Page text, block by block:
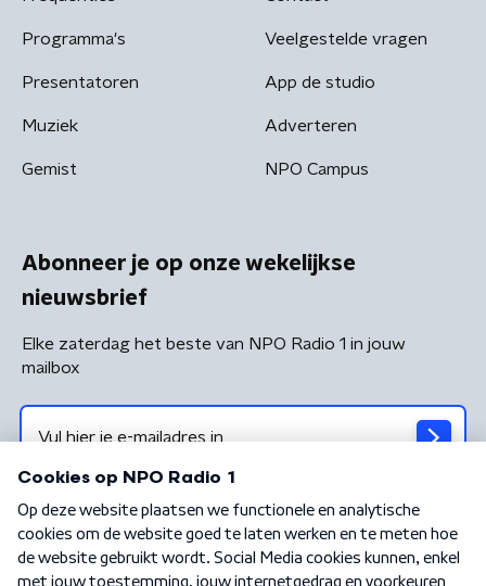
Programma's
Presentatoren
Muziek
Gemist
Veelgestelde vragen
App de studio
Adverteren
NPO Campus
Abonneer je op onze wekelijkse
nieuwsbrief
Elke zaterdag het beste van NPO Radio 1 in jouw
mailbox
Algemene voorwaarden